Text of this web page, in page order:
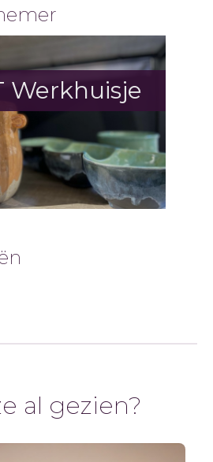
Werkhuisje
al gezien?